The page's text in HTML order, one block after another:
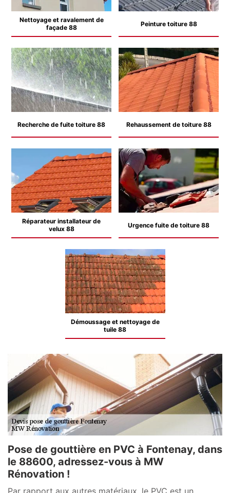
Nettoyage et ravalement de
façade 88
Peinture toiture 88
Recherche de fuite toiture 88 Rehaussement de toiture 88
Réparateur installateur de
velux 88
Urgence fuite de toiture 88
Démoussage et nettoyage de
tuile 88
Pose de gouttière en PVC à Fontenay, dans
le 88600, adressez-vous à MW
Rénovation !
Par rapport aux autres matériaux, le PVC est un